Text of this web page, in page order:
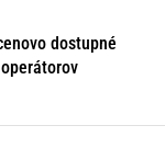
dostupné